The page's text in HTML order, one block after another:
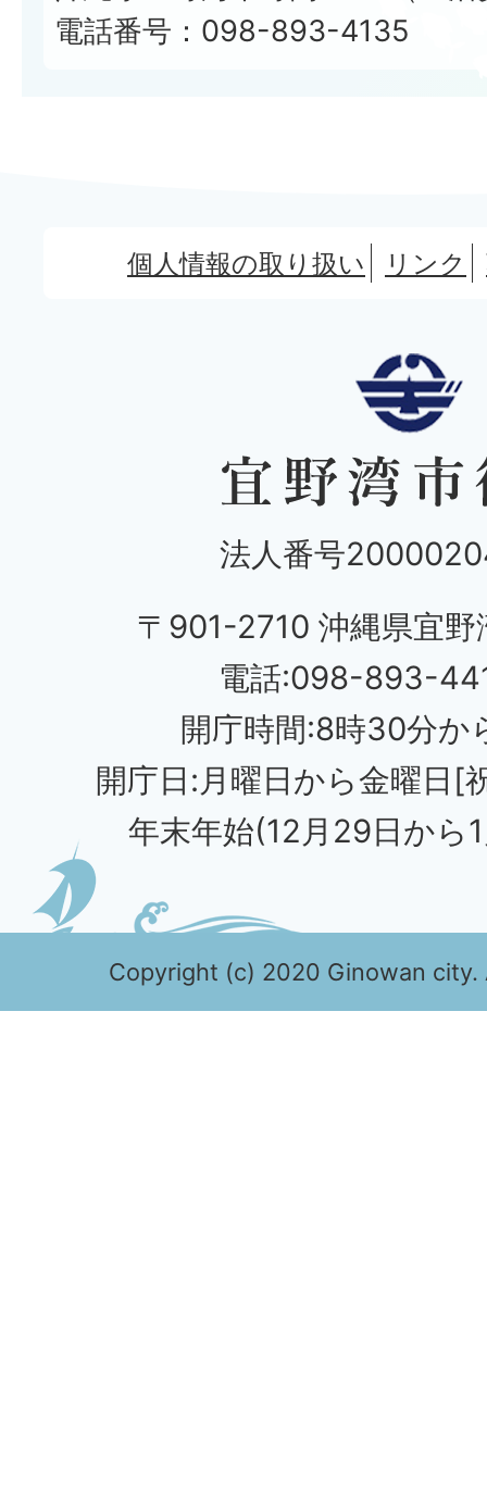
電話番号：098-893-4135
個人情報の取り扱い リンク
法人番号
〒901-2710 沖縄県宜野
電話:098-893-
開庁時間:8時30分か
開庁日:月曜日から金曜日[
年末年始(12月29日から
Copyright (c) 2020 Ginowan city.